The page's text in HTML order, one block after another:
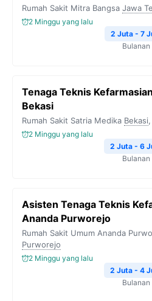
Rumah Sakit Mitra Bangsa Jawa
2 Minggu yang lalu
2 Juta - 7
Bulanan
Tenaga Teknis
Bekasi
Rumah Sakit Satria Medika Bekasi,
2 Minggu yang lalu
2 Juta - 6
Bulanan
Asisten Tenaga Teknis
Ananda Purworejo
Rumah Sakit Umum Ananda
Purworejo
2 Minggu yang lalu
2 Juta - 4
Bulanan